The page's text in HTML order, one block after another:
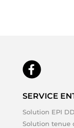
SERVICE
Solution EPI
Solution tenue